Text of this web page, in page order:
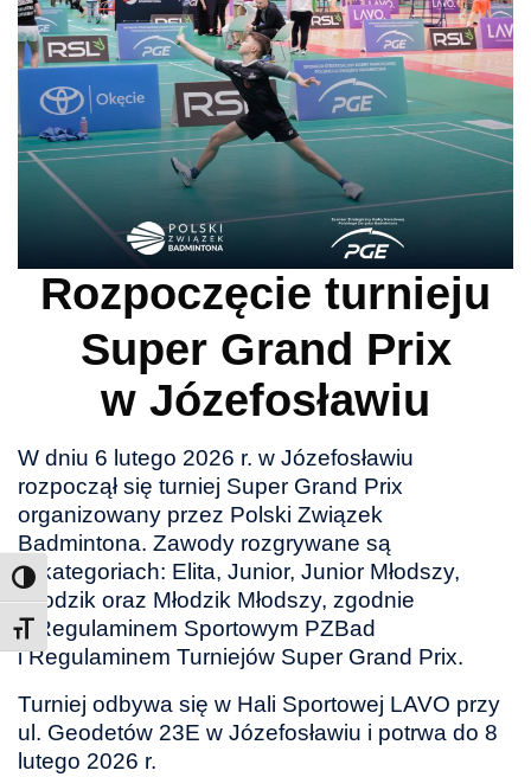
Toggle Font size
Rozpoczęcie turnieju
Super Grand Prix
w Józefosławiu
W dniu 6 lutego 2026 r. w Józefosławiu
rozpoczął się turniej Super Grand Prix
organizowany przez Polski Związek
Badmintona. Zawody rozgrywane są
w kategoriach: Elita, Junior, Junior Młodszy,
Młodzik oraz Młodzik Młodszy, zgodnie
z Regulaminem Sportowym PZBad
i Regulaminem Turniejów Super Grand Prix.
Turniej odbywa się w Hali Sportowej LAVO przy
ul. Geodetów 23E w Józefosławiu i potrwa do 8
lutego 2026 r.